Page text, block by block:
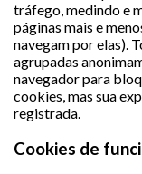
tráfego, medindo e
páginas mais e
navegam por elas).
agrupadas
navegador para
cookies, mas sua
registrada.
Cookies de